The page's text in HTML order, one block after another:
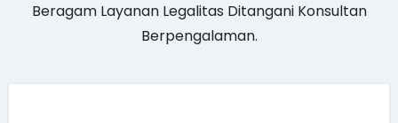
Beragam Layanan Legalitas Ditangani Konsultan
Berpengalaman.